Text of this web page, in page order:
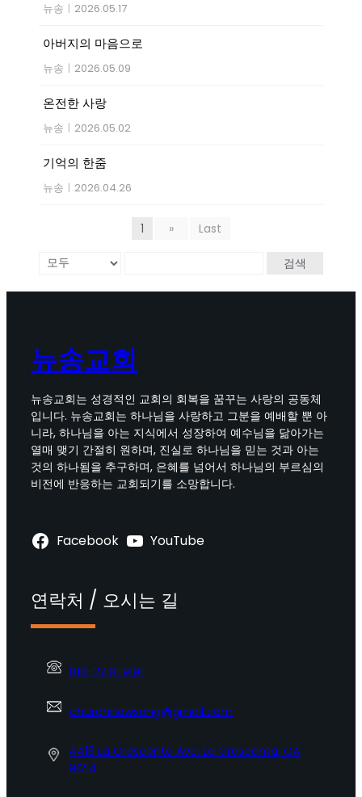
뉴송 | 2026.05.17
아버지의 마음으로
뉴송 | 2026.05.09
온전한 사랑
뉴송 | 2026.05.02
기억의 한줌
뉴송 | 2026.04.26
1 » Last
검색
뉴송교회
뉴송교회는 성경적인 교회의 회복을 꿈꾸는 사랑의 공동체
입니다. 뉴송교회는 하나님을 사랑하고 그분을 예배할 뿐 아
니라, 하나님을 아는 지식에서 성장하여 예수님을 닮아가는
열매 맺기 간절히 원하며, 진실로 하나님을 믿는 것과 아는
것의 하나됨을 추구하며, 은혜를 넘어서 하나님의 부르심의
비전에 반응하는 교회되기를 소망합니다.
Facebook YouTube
연락처 / 오시는 길
818-248-9191
churchnewsong@gmail.com
4413 La Crescenta Ave. La Crescenta, CA
91214